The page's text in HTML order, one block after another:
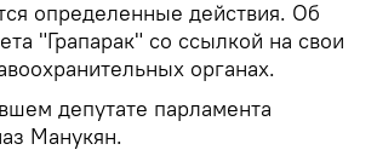
определенные действия. Об
"Грапарак" со ссылкой на свои
органах.
депутате парламента
Манукян.